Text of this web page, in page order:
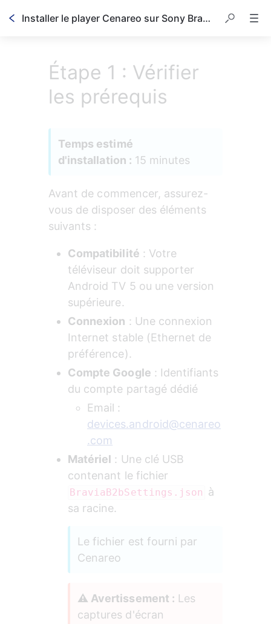
Installer le player Cenareo sur Sony Bravia
Étape 1 : Vérifier
les prérequis
Temps estimé
d'installation : 15 minutes
Avant de commencer, assurez-
vous de disposer des éléments
suivants :
Compatibilité : Votre
téléviseur doit supporter
Android TV 5 ou une version
supérieure.
Connexion : Une connexion
Internet stable (Ethernet de
préférence).
Compte Google : Identifiants
du compte partagé dédié
Email :
devices.android@cenareo
.com
Matériel : Une clé USB
contenant le fichier
BraviaB2bSettings.json à
sa racine.
Le fichier est fourni par
Cenareo
⚠️ Avertissement : Les
captures d'écran